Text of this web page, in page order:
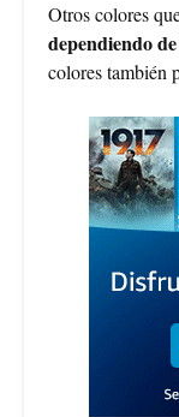
Otros colores
dependiendo
colores también